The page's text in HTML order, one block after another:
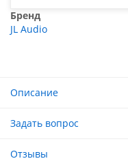
Бренд
JL Audio
Описание
Задать вопрос
Отзывы